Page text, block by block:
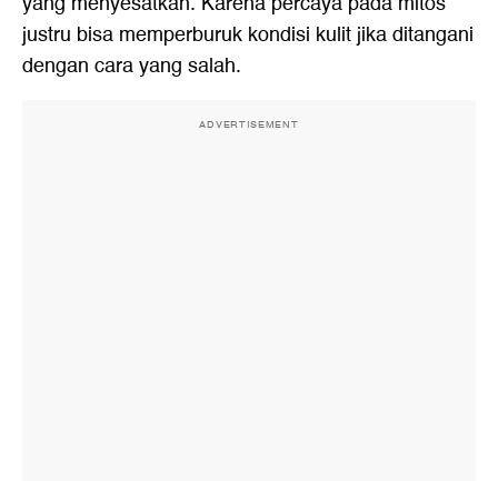
justru bisa memperburuk kondisi kulit jika ditangani
dengan cara yang salah.
ADVERTISEMENT